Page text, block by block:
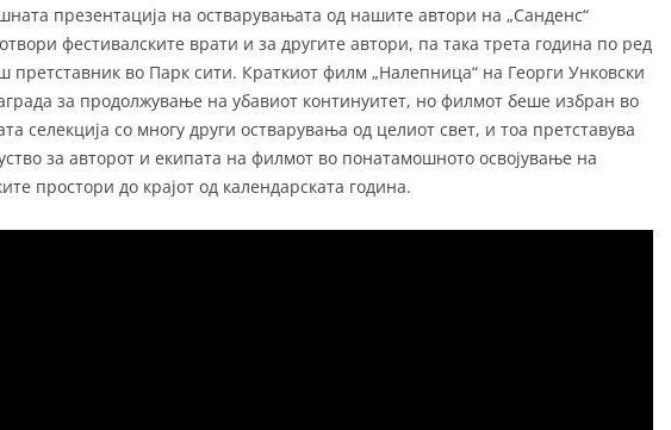
презентација на остварувањата од нашите автори на „Санденс“
фестивалските врати и за другите автори, па така трета година по ред
претставник во Парк сити. Краткиот филм „Налепница“ на Георги Унковски
за продолжување на убавиот континуитет, но филмот беше избран во
селекција со многу други остварувања од целиот свет, и тоа претставува
за авторот и екипата на филмот во понатамошното освојување на
простори до крајот од календарската година.